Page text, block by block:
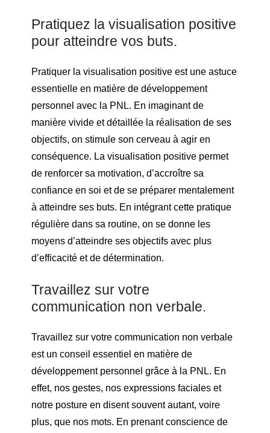
Pratiquez la visualisation positive
pour atteindre vos buts.
Pratiquer la visualisation positive est une astuce
essentielle en matière de développement
personnel avec la PNL. En imaginant de
manière vivide et détaillée la réalisation de ses
objectifs, on stimule son cerveau à agir en
conséquence. La visualisation positive permet
de renforcer sa motivation, d’accroître sa
confiance en soi et de se préparer mentalement
à atteindre ses buts. En intégrant cette pratique
régulière dans sa routine, on se donne les
moyens d’atteindre ses objectifs avec plus
d’efficacité et de détermination.
Travaillez sur votre
communication non verbale.
Travaillez sur votre communication non verbale
est un conseil essentiel en matière de
développement personnel grâce à la PNL. En
effet, nos gestes, nos expressions faciales et
notre posture en disent souvent autant, voire
plus, que nos mots. En prenant conscience de